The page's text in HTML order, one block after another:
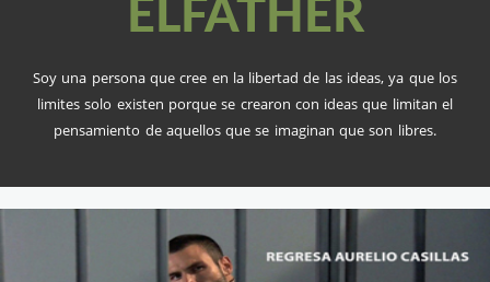
ELFATHER
Soy una persona que cree en la libertad de las ideas, ya que los
limites solo existen porque se crearon con ideas que limitan el
pensamiento de aquellos que se imaginan que son libres.